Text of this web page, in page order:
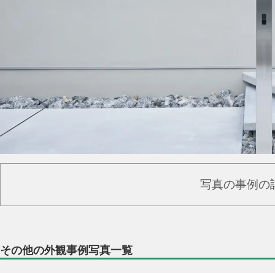
写真の事例の
その他の外観事例写真一覧